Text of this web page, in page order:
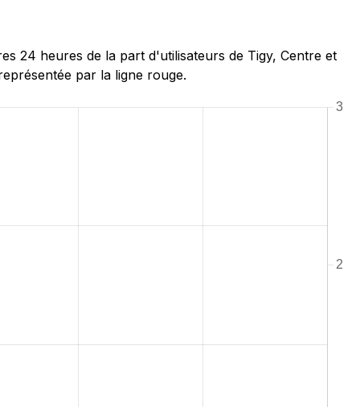
24 heures de la part d'utilisateurs de Tigy, Centre et
par la ligne rouge.